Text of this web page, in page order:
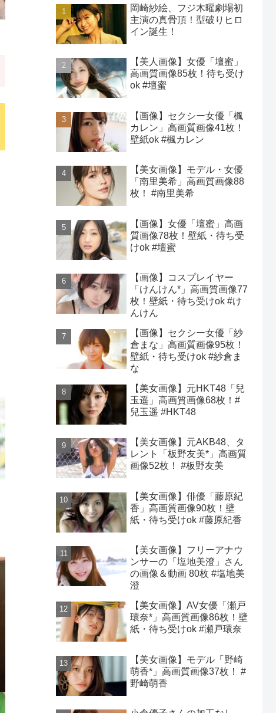
岡崎紗絵、フジ木曜劇場初
主演の真骨頂！型破りヒロ
イン誕生！
【美人画像】女優「壇蜜」
高画質画像85枚！待ち受け
ok #壇蜜
【画像】セクシー女優「楓
カレン」高画質画像41枚！
壁紙ok #楓カレン
【美女画像】モデル・女優
「南里美希」高画質画像88
枚！ #南里美希
【画像】女優「壇蜜」高画
質画像78枚！壁紙・待ち受
けok #壇蜜
【画像】コスプレイヤー
「けんけん*」高画質画像77
枚！壁紙・待ち受けok #け
んけん
【画像】セクシー女優「紗
倉まな」高画質画像95枚！
壁紙・待ち受けok #紗倉ま
な
【美女画像】元HKT48「兒
玉遥」高画質画像68枚！#
兒玉遥 #HKT48
【美女画像】元AKB48、タ
レント「板野友美*」高画質
画像52枚！ #板野友美
【美女画像】俳優「藤原紀
香」高画質画像90枚！壁
紙・待ち受けok #藤原紀香
【美女画像】フリーアナウ
ンサーの「塩地美澄」さん
の画像＆動画 80枚 #塩地美
澄
【美女画像】AV女優「瀬戸
環奈*」高画質画像86枚！壁
紙・待ち受けok #瀬戸環奈
【美女画像】モデル「野崎
萌香*」高画質画像37枚！ #
野崎萌香